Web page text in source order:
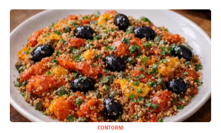
CONTORNI